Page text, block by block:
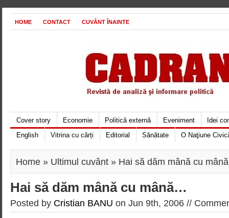
HOME CONTACT CUVÂNT ÎNAINTE
Cover story Economie Politică externă Eveniment
Idei
English
Vitrina cu cărți Editorial Sănătate O Naţiune
Home » Ultimul cuvânt » Hai să dăm mână cu
Hai să dăm mână cu mână…
Posted by Cristian BANU on Jun 9th, 2006 //